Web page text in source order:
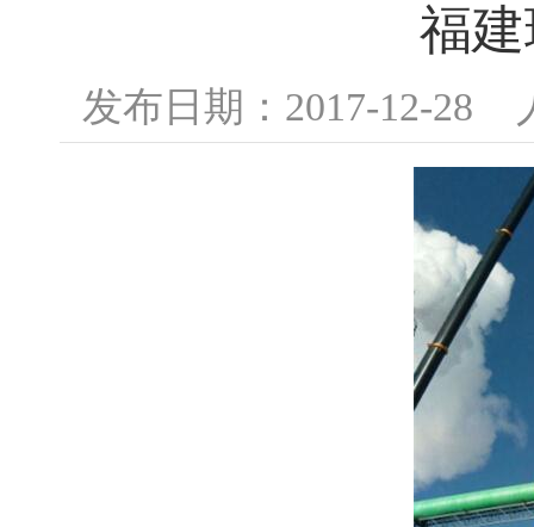
福
发布日期：2017-12-28